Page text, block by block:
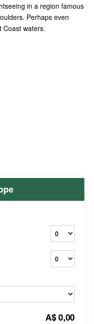
in a region famous
Perhaps even
Coast waters.
A$ 0,00